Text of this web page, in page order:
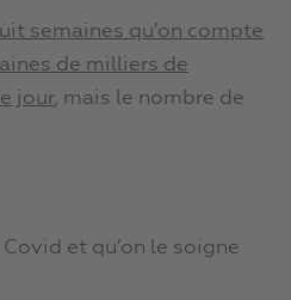
semaines qu’on compte
de milliers de
jour, mais le nombre de
et qu’on le soigne